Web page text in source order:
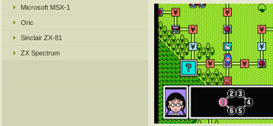
Microsoft MSX-1
Oric
Sinclair ZX-81
ZX Spectrum